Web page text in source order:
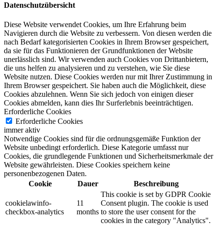
Datenschutzübersicht
Diese Website verwendet Cookies, um Ihre Erfahrung beim
Navigieren durch die Website zu verbessern. Von diesen werden die
nach Bedarf kategorisierten Cookies in Ihrem Browser gespeichert,
da sie für das Funktionieren der Grundfunktionen der Website
unerlässlich sind. Wir verwenden auch Cookies von Drittanbietern,
die uns helfen zu analysieren und zu verstehen, wie Sie diese
Website nutzen. Diese Cookies werden nur mit Ihrer Zustimmung in
Ihrem Browser gespeichert. Sie haben auch die Möglichkeit, diese
Cookies abzulehnen. Wenn Sie sich jedoch von einigen dieser
Cookies abmelden, kann dies Ihr Surferlebnis beeinträchtigen.
Erforderliche Cookies
Erforderliche Cookies
immer aktiv
Notwendige Cookies sind für die ordnungsgemäße Funktion der
Website unbedingt erforderlich. Diese Kategorie umfasst nur
Cookies, die grundlegende Funktionen und Sicherheitsmerkmale der
Website gewährleisten. Diese Cookies speichern keine
personenbezogenen Daten.
Cookie
Dauer Beschreibung
cookielawinfo-
checkbox-analytics
11
months
This cookie is set by GDPR Cookie
Consent plugin. The cookie is used
to store the user consent for the
cookies in the category "Analytics".